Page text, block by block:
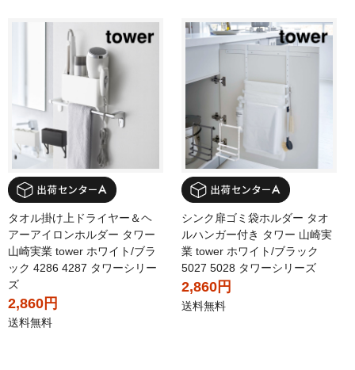
タオル掛け上ドライヤー＆ヘ
アーアイロンホルダー タワー
山崎実業 tower ホワイト/ブラ
ック 4286 4287 タワーシリー
ズ
2,860円
送料無料
シンク扉ゴミ袋ホルダー タオ
ルハンガー付き タワー 山崎実
業 tower ホワイト/ブラック
5027 5028 タワーシリーズ
2,860円
送料無料